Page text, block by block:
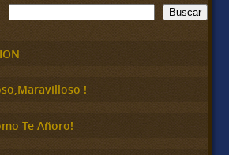
B
u
c
a
Buscar
!
Te Añoro!